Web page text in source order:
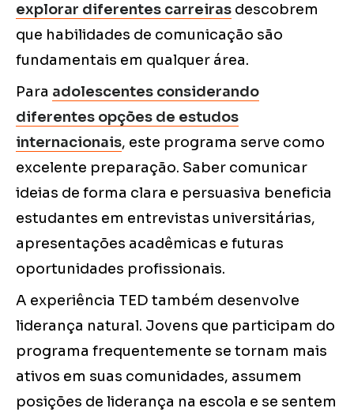
explorar diferentes carreiras descobrem
que habilidades de comunicação são
fundamentais em qualquer área.
Para adolescentes considerando
diferentes opções de estudos
internacionais, este programa serve como
excelente preparação. Saber comunicar
ideias de forma clara e persuasiva beneficia
estudantes em entrevistas universitárias,
apresentações acadêmicas e futuras
oportunidades profissionais.
A experiência TED também desenvolve
liderança natural. Jovens que participam do
programa frequentemente se tornam mais
ativos em suas comunidades, assumem
posições de liderança na escola e se sentem